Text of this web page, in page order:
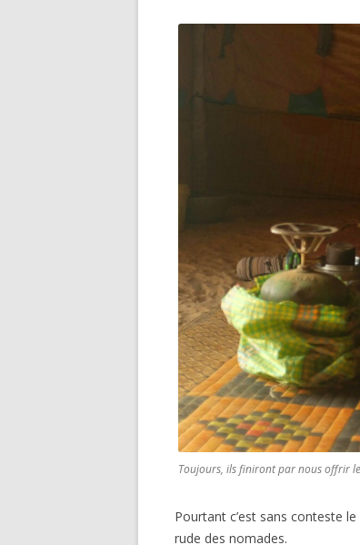
Toujours, ils finiront par nous offrir
Pourtant c’est sans conteste
rude des nomades.